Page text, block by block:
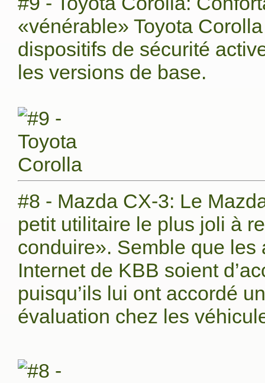
«vénérable» Toyota
dispositifs de sécurité
les versions de base.
#8 - Mazda CX-3: Le
petit utilitaire le plus joli à
conduire». Semble que
Internet de KBB soient
puisqu’ils lui ont accordé
évaluation chez les